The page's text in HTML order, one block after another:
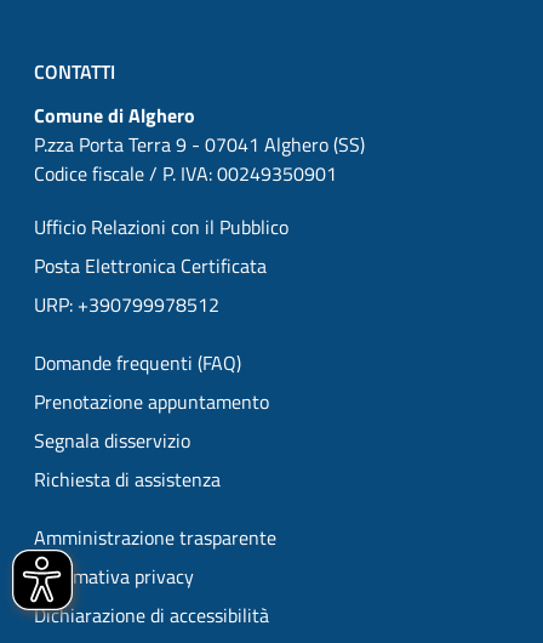
CONTATTI
Comune di Alghero
P.zza Porta Terra 9 - 07041 Alghero (SS)
Codice fiscale / P. IVA: 00249350901
Ufficio Relazioni con il Pubblico
Posta Elettronica Certificata
URP: +390799978512
Domande frequenti (FAQ)
Prenotazione appuntamento
Segnala disservizio
Richiesta di assistenza
Amministrazione trasparente
Informativa privacy
Dichiarazione di accessibilità